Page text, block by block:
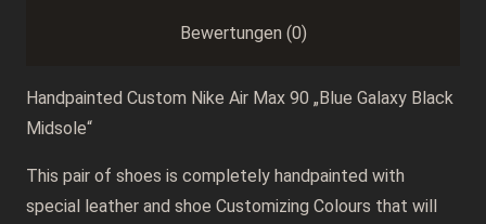
Menge
Bewertungen (0)
Handpainted Custom Nike Air Max 90 „Blue Galaxy Black
Midsole“
This pair of shoes is completely handpainted with
special leather and shoe Customizing Colours that will